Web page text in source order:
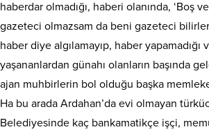
haberdar olmadığı, haberi olanında, ‘Boş
gazeteci olmazsam da beni gazeteci bilirler
haber diye algılamayıp, haber yapamadığı
yaşananlardan günahı olanların başında
ajan muhbirlerin bol olduğu başka
Ha bu arada Ardahan’da evi olmayan
Belediyesinde kaç bankamatikçe işçi,